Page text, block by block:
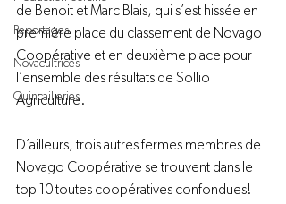
Reportages
Novacultrices
Quincailleries
de Benoit et Marc Blais, qui s’est hissée en
première place du classement de Novago
Coopérative et en deuxième place pour
l’ensemble des résultats de Sollio
Agriculture.
D’ailleurs, trois autres fermes membres de
Novago Coopérative se trouvent dans le
top 10 toutes coopératives confondues!